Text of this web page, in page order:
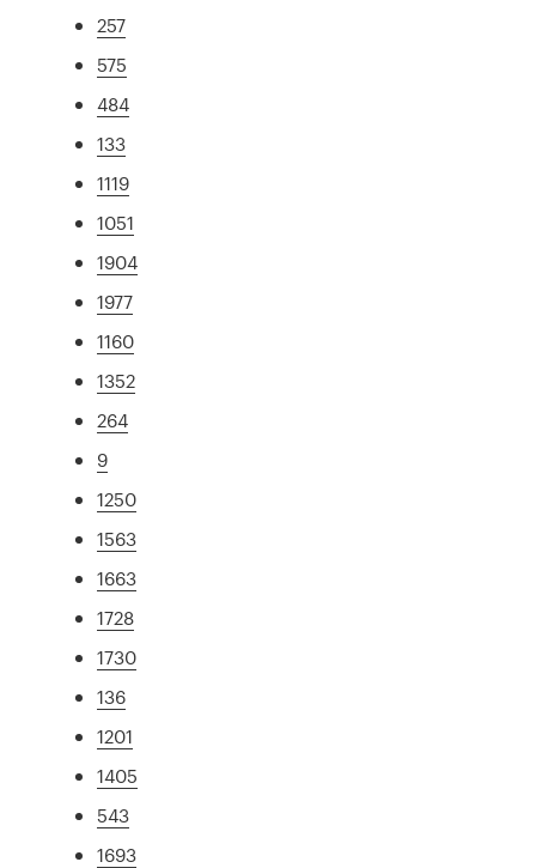
257
575
484
133
1119
1051
1904
1977
1160
1352
264
9
1250
1563
1663
1728
1730
136
1201
1405
543
1693